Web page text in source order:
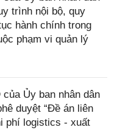
trình nội bộ, quy
hành chính trong
phạm vi quản lý
Ủy ban nhân dân
duyệt “Đề án liên
phí logistics - xuất